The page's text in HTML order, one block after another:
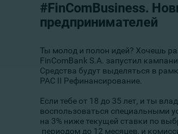
#FinComBusiness.
предпринимателей
Ты молод и полон идей? Хочешь
FinComBank S.A. запустил
Средства будут выделяться в
PAC II Рефинансирование.
Если тебе от 18 до 35 лет, и ты
воспользоваться специальными
на 3% ниже текущей ставки по
периодом до 12 месяцев, и